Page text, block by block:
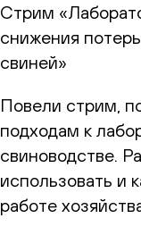
Стрим
снижения
свиней»
Повели стрим,
подходам к
свиноводстве.
использовать и
работе